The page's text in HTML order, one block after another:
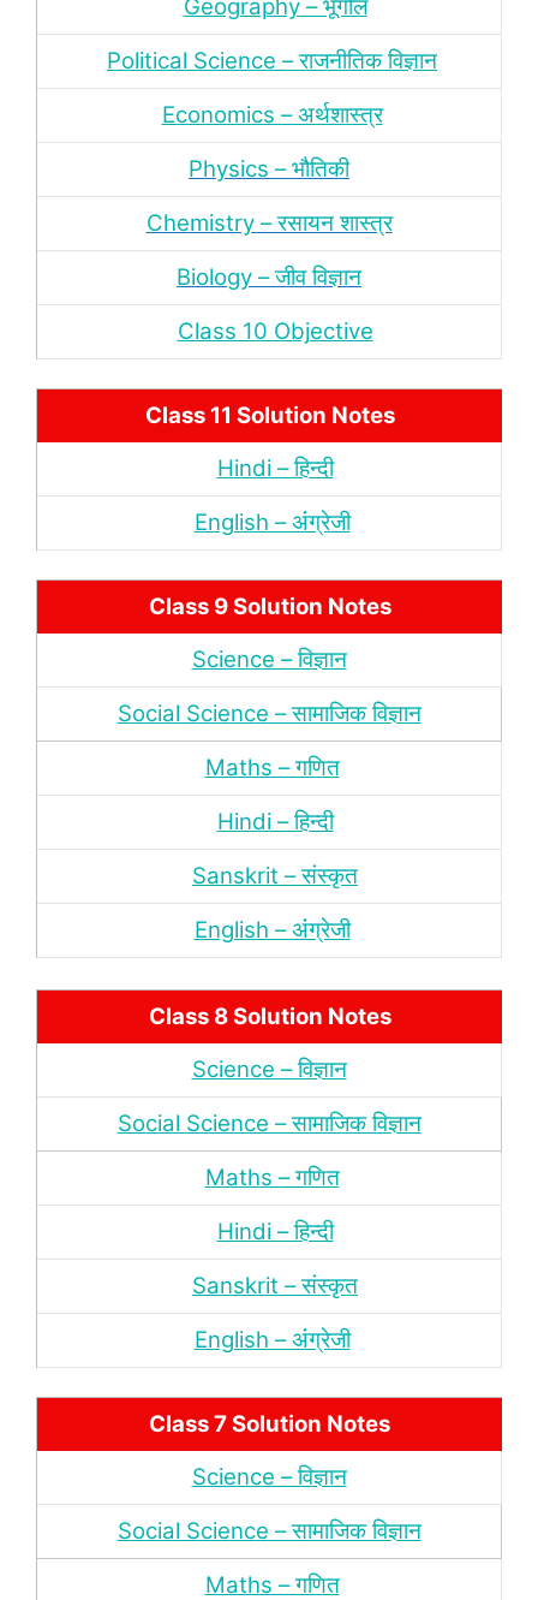
Geography – भूगोल
Political Science – राजनीतिक विज्ञान
Economics – अर्थशास्‍त्र
Physics – भौतिकी
Chemistry – रसायन शास्‍त्र
Biology – जीव विज्ञान
Class 10 Objective
Class 11 Solution Notes
Hindi – हिन्‍दी
English – अंंग्रेजी
Class 9 Solution Notes
Science – विज्ञान
Social Science – सामाजिक विज्ञान
Maths – गणित
Hindi – हिन्‍दी
Sanskrit – संस्‍कृत
English – अंंग्रेजी
Class 8 Solution Notes
Science – विज्ञान
Social Science – सामाजिक विज्ञान
Maths – गणित
Hindi – हिन्‍दी
Sanskrit – संस्‍कृत
English – अंंग्रेजी
Class 7 Solution Notes
Science – विज्ञान
Social Science – सामाजिक विज्ञान
Maths – गणित